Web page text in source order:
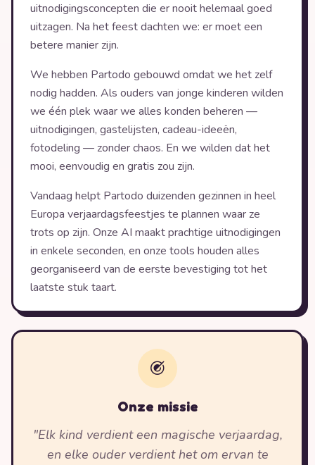
uitnodigingsconcepten die er nooit helemaal goed
uitzagen. Na het feest dachten we: er moet een
betere manier zijn.
We hebben Partodo gebouwd omdat we het zelf
nodig hadden. Als ouders van jonge kinderen wilden
we één plek waar we alles konden beheren —
uitnodigingen, gastelijsten, cadeau-ideeën,
fotodeling — zonder chaos. En we wilden dat het
mooi, eenvoudig en gratis zou zijn.
Vandaag helpt Partodo duizenden gezinnen in heel
Europa verjaardagsfeestjes te plannen waar ze
trots op zijn. Onze AI maakt prachtige uitnodigingen
in enkele seconden, en onze tools houden alles
georganiseerd van de eerste bevestiging tot het
laatste stuk taart.
Onze missie
"Elk kind verdient een magische verjaardag,
en elke ouder verdient het om ervan te